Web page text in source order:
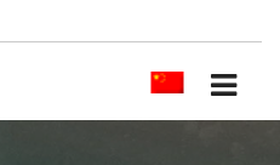
简体中文